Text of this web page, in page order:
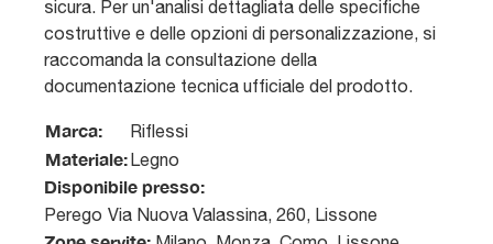
sicura. Per un'analisi dettagliata delle specifiche
costruttive e delle opzioni di personalizzazione, si
raccomanda la consultazione della
documentazione tecnica ufficiale del prodotto.
Marca: Riflessi
Materiale:Legno
Disponibile presso:
Perego Via Nuova Valassina, 260, Lissone